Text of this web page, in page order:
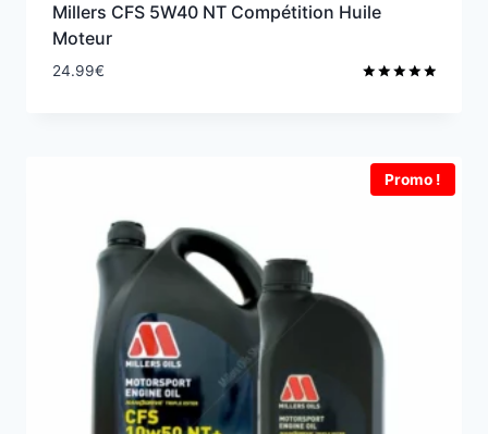
Millers CFS 5W40 NT Compétition Huile
Moteur
24.99€
Promo !